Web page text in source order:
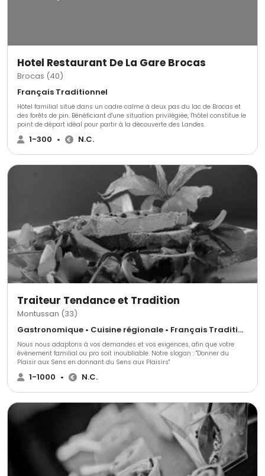
Hotel Restaurant De La Gare Brocas
Brocas (40)
Français Traditionnel
Hôtel familial situé dans un cadre calme à deux pas du lac de Brocas et
des forêts de pin. Bénéficiant d'une situation privilégiée, l'hôtel constitue le
point de départ idéal pour partir à la découverte des Landes.
1-300 • N.C.
Traiteur Tendance et Tradition
Montussan (33)
Gastronomique • Cuisine régionale • Français Traditionnel
Nous nous adaptons à vos demandes et vos exigences, afin que votre
événement familial ou pro soit inoubliable. Notre slogan : "Donner du
Plaisir aux Sens en donnant du Sens aux Plaisirs"
1-1000 • N.C.